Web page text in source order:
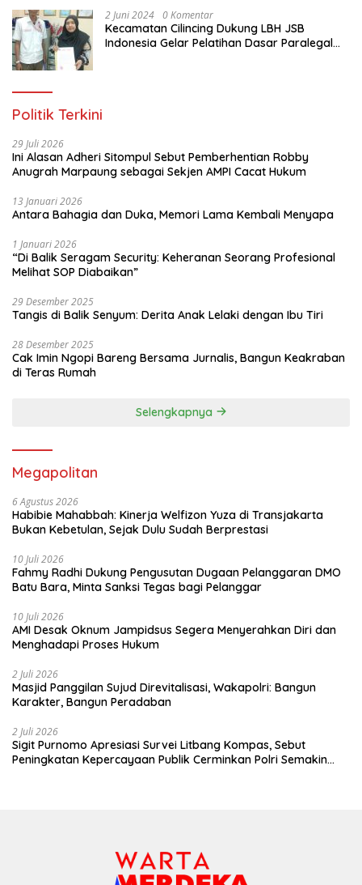
2 Juni 2024 0 Komentar
Kecamatan Cilincing Dukung LBH JSB
Indonesia Gelar Pelatihan Dasar Paralegal
Politik Terkini
29 Juli 2026
Ini Alasan Adheri Sitompul Sebut Pemberhentian Robby
Anugrah Marpaung sebagai Sekjen AMPI Cacat Hukum
13 Januari 2026
Antara Bahagia dan Duka, Memori Lama Kembali Menyapa
1 Januari 2026
“Di Balik Seragam Security: Keheranan Seorang Profesional
Melihat SOP Diabaikan”
29 Desember 2025
Tangis di Balik Senyum: Derita Anak Lelaki dengan Ibu Tiri
28 Desember 2025
Cak Imin Ngopi Bareng Bersama Jurnalis, Bangun Keakraban
di Teras Rumah
Selengkapnya
Megapolitan
6 Agustus 2026
Habibie Mahabbah: Kinerja Welfizon Yuza di Transjakarta
Bukan Kebetulan, Sejak Dulu Sudah Berprestasi
10 Juli 2026
Fahmy Radhi Dukung Pengusutan Dugaan Pelanggaran DMO
Batu Bara, Minta Sanksi Tegas bagi Pelanggar
10 Juli 2026
AMI Desak Oknum Jampidsus Segera Menyerahkan Diri dan
Menghadapi Proses Hukum
2 Juli 2026
Masjid Panggilan Sujud Direvitalisasi, Wakapolri: Bangun
Karakter, Bangun Peradaban
2 Juli 2026
Sigit Purnomo Apresiasi Survei Litbang Kompas, Sebut
Peningkatan Kepercayaan Publik Cerminkan Polri Semakin